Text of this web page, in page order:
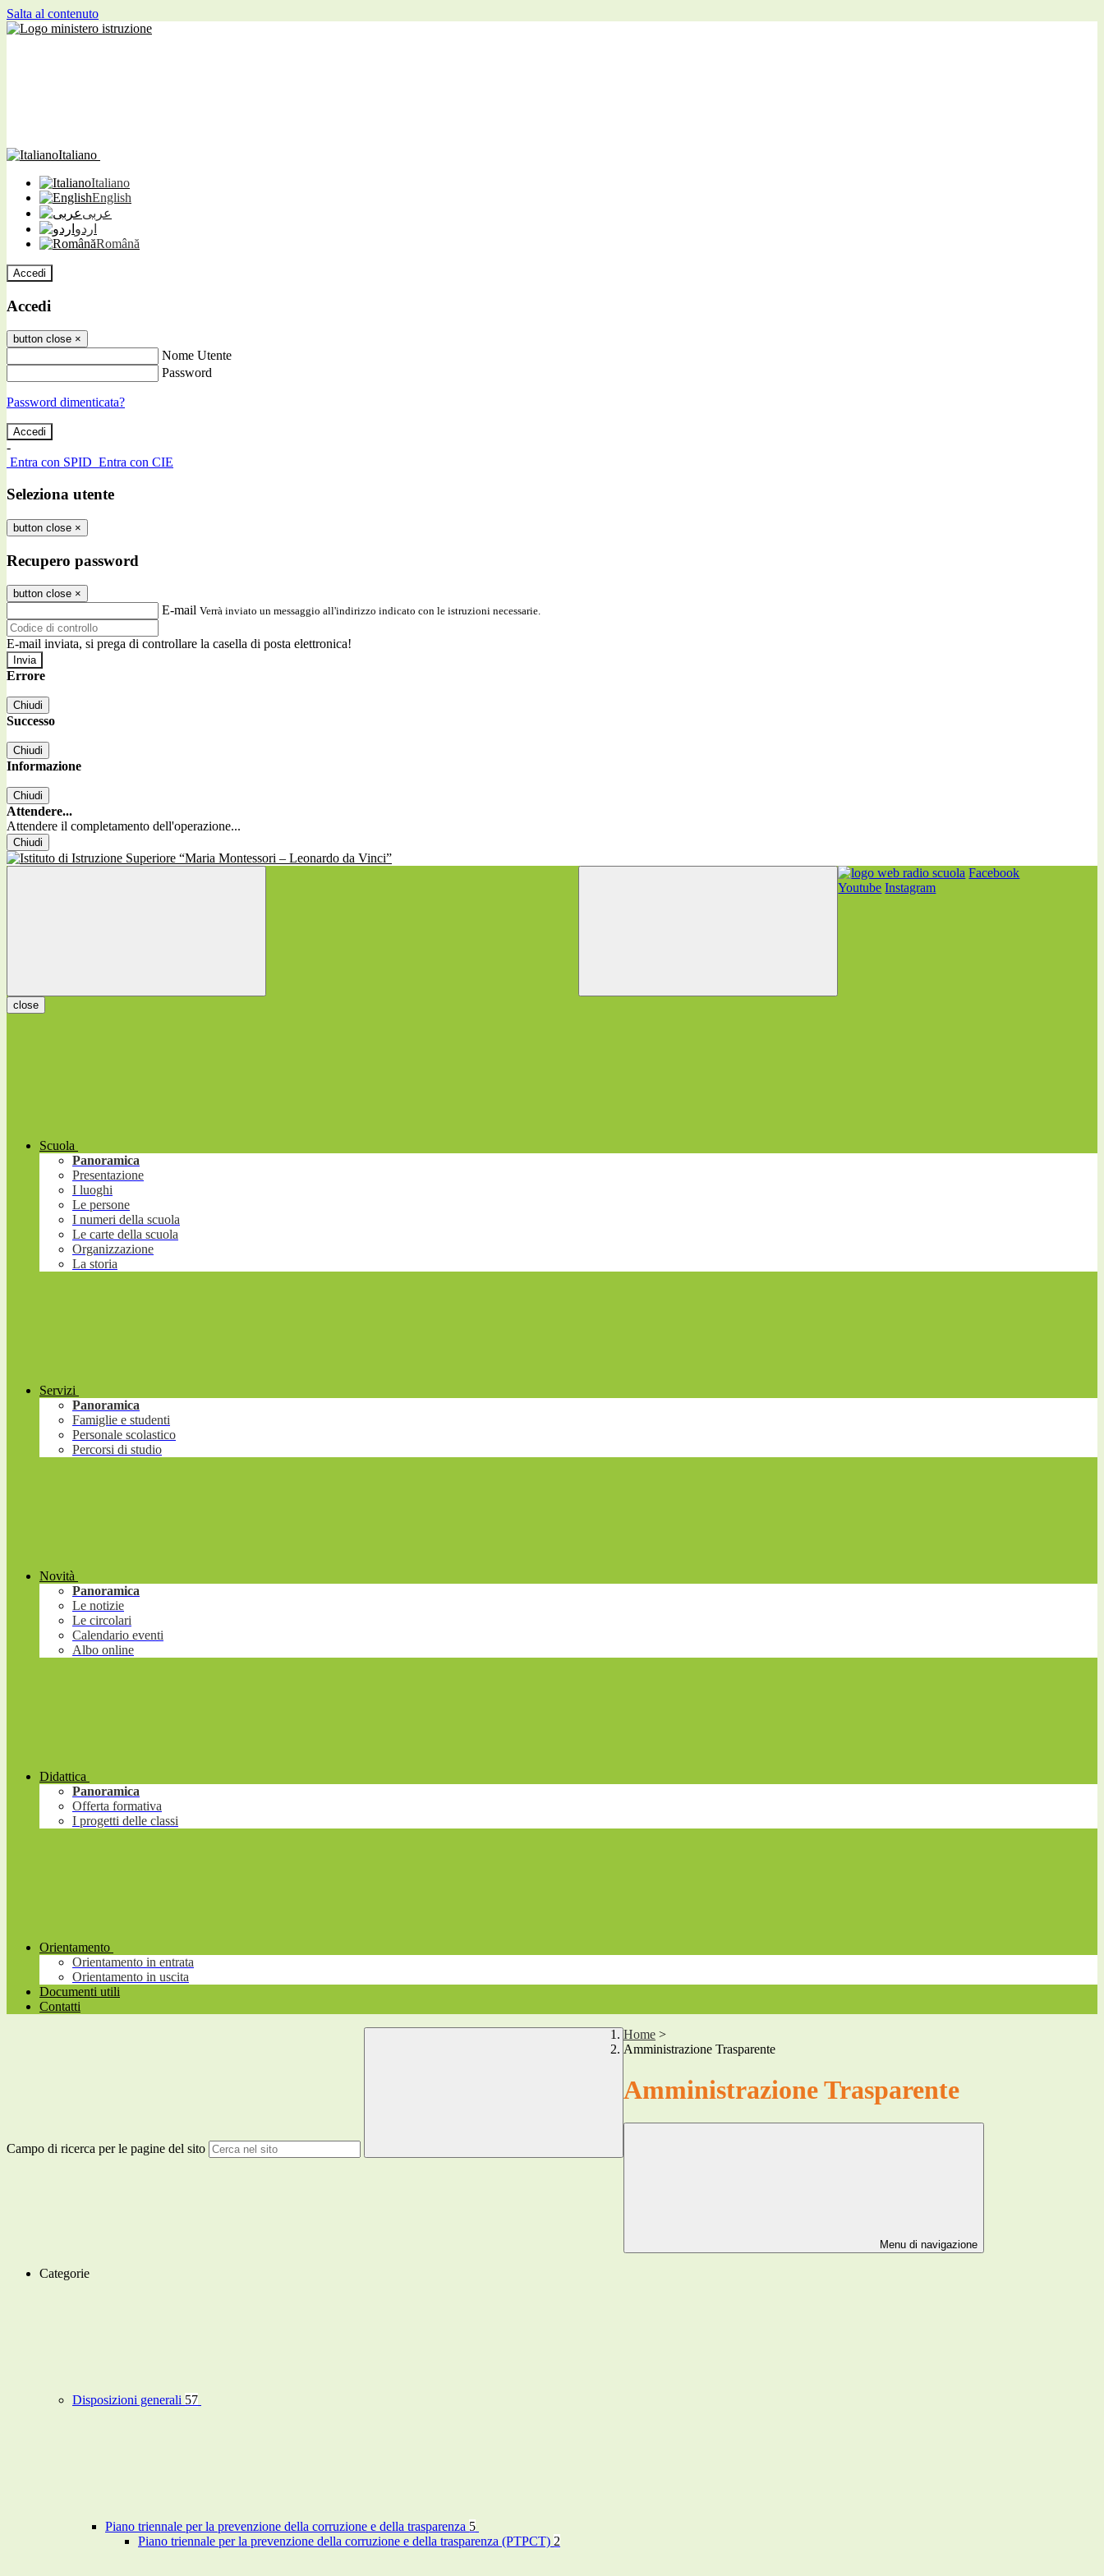
Salta al contenuto
Italiano
Italiano
English
عربى
اردو
Română
Accedi
Accedi
button close ×
Nome Utente
Password
Password dimenticata?
-
Entra con SPID Entra con CIE
Seleziona utente
button close ×
Recupero password
button close ×
E-mail Verrà inviato un messaggio all'indirizzo indicato con le istruzioni necessarie.
E-mail inviata, si prega di controllare la casella di posta elettronica!
Errore
Chiudi
Successo
Chiudi
Informazione
Chiudi
Attendere...
Attendere il completamento dell'operazione...
Chiudi
Facebook
Youtube Instagram
close
Scuola
Panoramica
Presentazione
I luoghi
Le persone
I numeri della scuola
Le carte della scuola
Organizzazione
La storia
Servizi
Panoramica
Famiglie e studenti
Personale scolastico
Percorsi di studio
Novità
Panoramica
Le notizie
Le circolari
Calendario eventi
Albo online
Didattica
Panoramica
Offerta formativa
I progetti delle classi
Orientamento
Orientamento in entrata
Orientamento in uscita
Documenti utili
Contatti
Campo di ricerca per le pagine del sito
Home >
Amministrazione Trasparente
Amministrazione Trasparente
Menu di navigazione
Categorie
Disposizioni generali 57
Piano triennale per la prevenzione della corruzione e della trasparenza 5
Piano triennale per la prevenzione della corruzione e della trasparenza (PTPCT) 2